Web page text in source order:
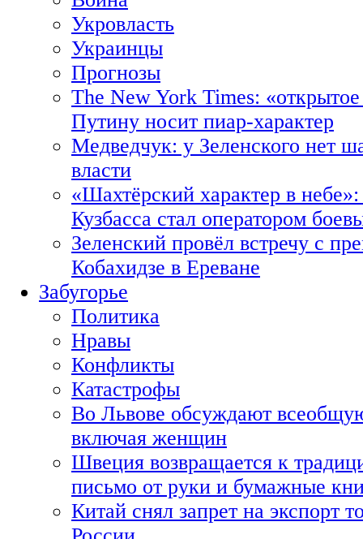
Укровласть
Украинцы
Прогнозы
The New York Times:
Путину носит пиар-характер
Медведчук: у Зеленского нет
власти
«Шахтёрский характер в
Кузбасса стал оператором
Зеленский провёл встречу с
Кобахидзе в Ереване
Забугорье
Политика
Нравы
Конфликты
Катастрофы
Во Львове обсуждают
включая женщин
Швеция возвращается к
письмо от руки и бумажные
Китай снял запрет на экспорт